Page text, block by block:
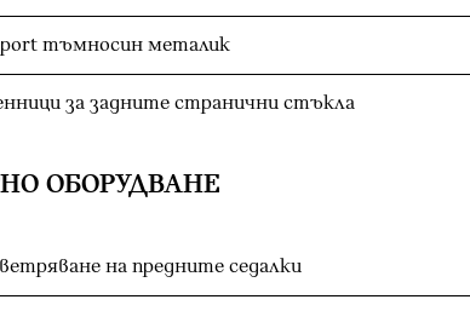
тъмносин металик
за задните странични стъкла
ОБОРУДВАНЕ
на предните седалки